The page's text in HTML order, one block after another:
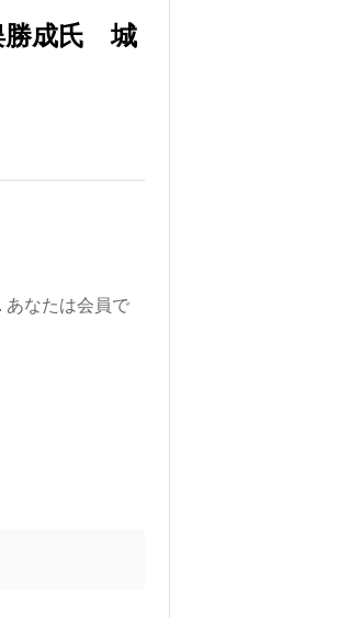
勝成氏 城
. あなたは会員で